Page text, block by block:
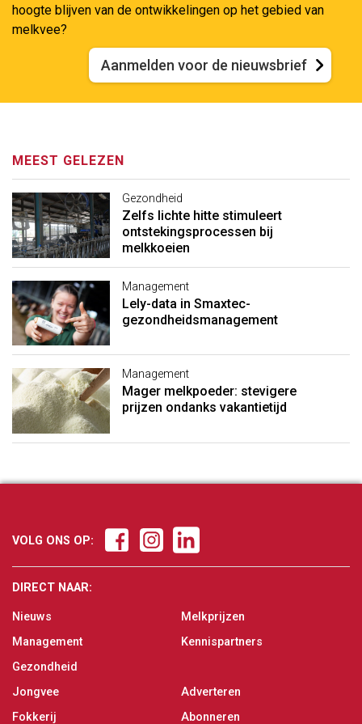
hoogte blijven van de ontwikkelingen op het gebied van
melkvee?
Aanmelden voor de nieuwsbrief
MEEST GELEZEN
Gezondheid
Zelfs lichte hitte stimuleert
ontstekingsprocessen bij
melkkoeien
Management
Lely-data in Smaxtec-
gezondheidsmanagement
Management
Mager melkpoeder: stevigere
prijzen ondanks vakantietijd
VOLG ONS OP:
DIRECT NAAR:
Nieuws
Management
Gezondheid
Jongvee
Fokkerij
Melkprijzen
Kennispartners
Adverteren
Abonneren